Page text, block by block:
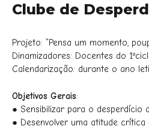
Clube de
Projeto: “Pensa um momento,
Dinamizadores: Docentes do
Calendarização: durante o ano
Objetivos Gerais:
● Sensibilizar para o desperdício
● Desenvolver uma atitude